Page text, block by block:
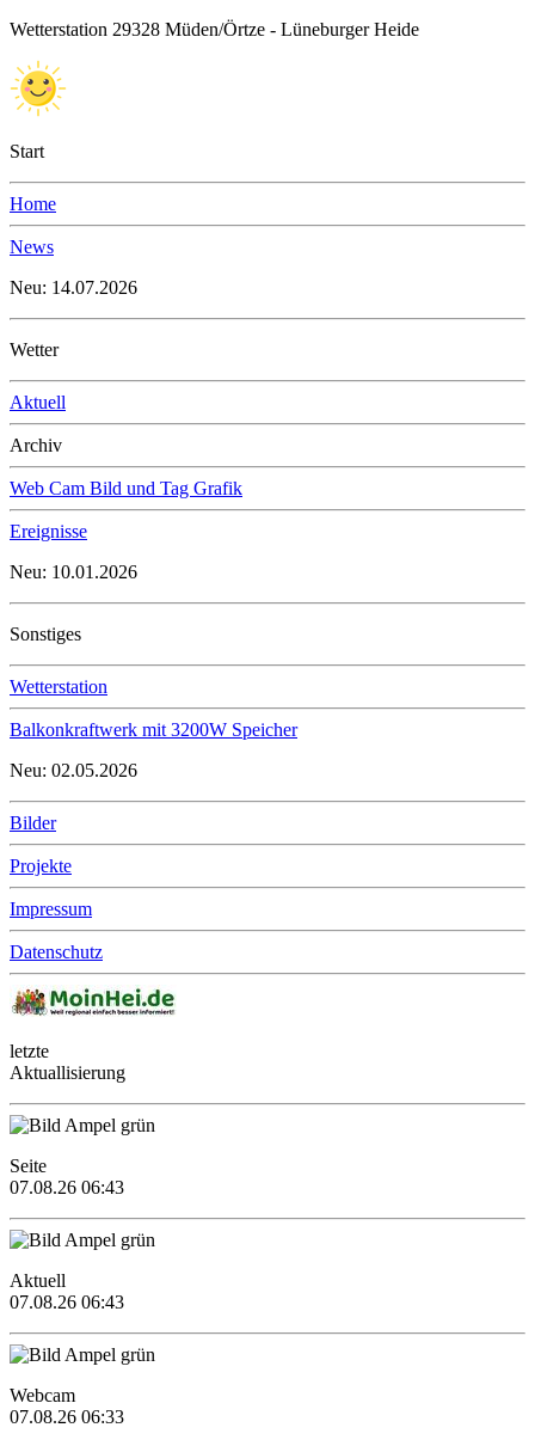
Wetterstation 29328 Müden/Örtze - Lüneburger Heide
Start
Home
News
Neu: 14.07.2026
Wetter
Aktuell
Archiv
Web Cam Bild und Tag Grafik
Ereignisse
Neu: 10.01.2026
Sonstiges
Wetterstation
Balkonkraftwerk mit 3200W Speicher
Neu: 02.05.2026
Bilder
Projekte
Impressum
Datenschutz
letzte
Aktuallisierung
Seite
07.08.26 06:43
Aktuell
07.08.26 06:43
Webcam
07.08.26 06:33